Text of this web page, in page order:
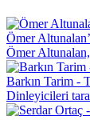
Ömer
Ömer
Barkın Tarim -
Dinleyicileri